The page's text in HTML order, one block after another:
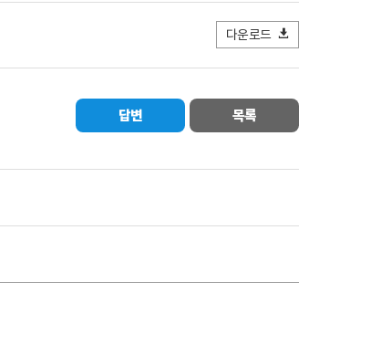
다운로드
답변 목록